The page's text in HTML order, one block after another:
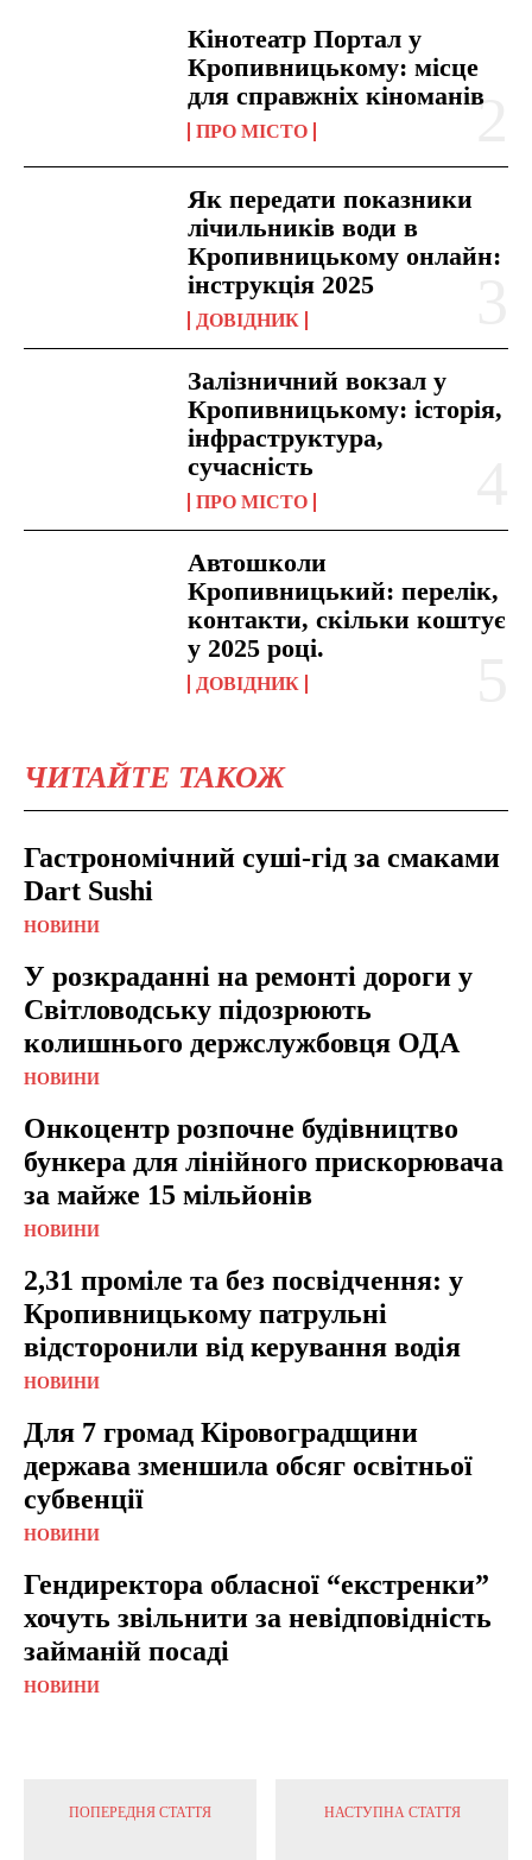
Кінотеатр Портал у
Кропивницькому: місце
для справжніх кіноманів
ПРО МІСТО
Як передати показники
лічильників води в
Кропивницькому онлайн:
інструкція 2025
ДОВІДНИК
Залізничний вокзал у
Кропивницькому: історія,
інфраструктура,
сучасність
ПРО МІСТО
Автошколи
Кропивницький: перелік,
контакти, скільки коштує
у 2025 році.
ДОВІДНИК
ЧИТАЙТЕ ТАКОЖ
Гастрономічний суші-гід за смаками
Dart Sushi
НОВИНИ
У розкраданні на ремонті дороги у
Світловодську підозрюють
колишнього держслужбовця ОДА
НОВИНИ
Онкоцентр розпочне будівництво
бункера для лінійного прискорювача
за майже 15 мільйонів
НОВИНИ
2,31 проміле та без посвідчення: у
Кропивницькому патрульні
відсторонили від керування водія
НОВИНИ
Для 7 громад Кіровоградщини
держава зменшила обсяг освітньої
субвенції
НОВИНИ
Гендиректора обласної “екстренки”
хочуть звільнити за невідповідність
займаній посаді
НОВИНИ
ПОПЕРЕДНЯ СТАТТЯ НАСТУПНА СТАТТЯ